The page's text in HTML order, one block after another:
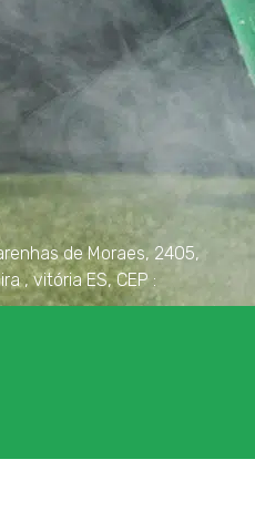
de Moraes, 2405,
, vitória ES, CEP :